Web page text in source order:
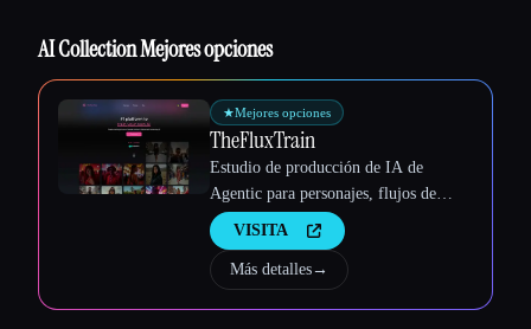
AI Collection Mejores opciones
★Mejores opciones
TheFluxTrain
Estudio de producción de IA de
Agentic para personajes, flujos de
trabajo y vídeos coherentes
VISITA
Más detalles→